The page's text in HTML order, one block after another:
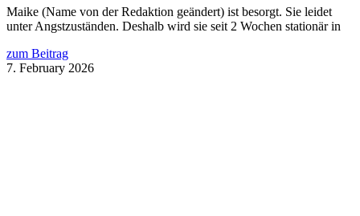
Maike (Name von der Redaktion geändert) ist besorgt. Sie leidet
unter Angstzuständen. Deshalb wird sie seit 2 Wochen stationär in
zum Beitrag
7. February 2026